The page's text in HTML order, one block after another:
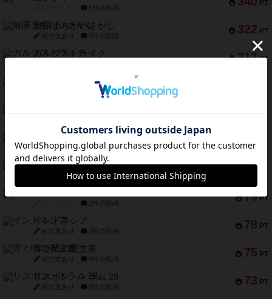
PT
1件の投稿
322 PT
無限まちがいさがし
紹介文あり 2件の投稿
217 PT
ガルフストライク
PT
1件の投稿
112 PT
108 PT
ファースト・イン・フライト
紹介文あり 3件の投稿
94 PT
モズビ－ズ・レイダ－ズ
紹介文あり 1件の投稿
79 PT
2件の投稿
78 PT
インドネシア
紹介文あり 2件の投稿
75 PT
宵と暁の呪文書
紹介文あり 8件の投稿
73 PT
リスボン・トラム 28
紹介文あり 9件の投稿